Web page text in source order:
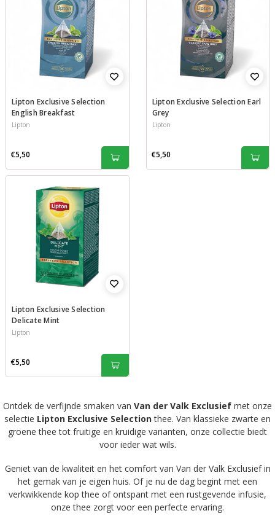
Lipton Exclusive Selection
English Breakfast
Lipton
€5,50
Lipton Exclusive Selection Earl
Grey
Lipton
€5,50
Lipton Exclusive Selection
Delicate Mint
Lipton
€5,50
Ontdek de verfijnde smaken van Van der Valk Exclusief met onze
selectie Lipton Exclusive Selectionthee. Van klassieke zwarte en
groene thee tot fruitige en kruidige varianten, onze collectie biedt
voor ieder wat wils.
Geniet van de kwaliteit en het comfort van Van der Valk Exclusief in
het gemak van je eigen huis. Of je nu de dag begint met een
verkwikkende kop thee of ontspant met een rustgevende infusie,
onze thee zorgt voor een perfecte ervaring.